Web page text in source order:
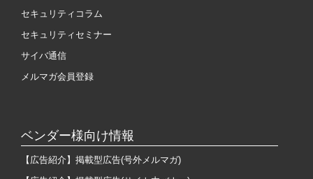
セキュリティコラム
セキュリティセミナー
サイバ通信
メルマガ会員登録
ベンダー様向け情報
【広告紹介】掲載型広告(号外メルマガ)